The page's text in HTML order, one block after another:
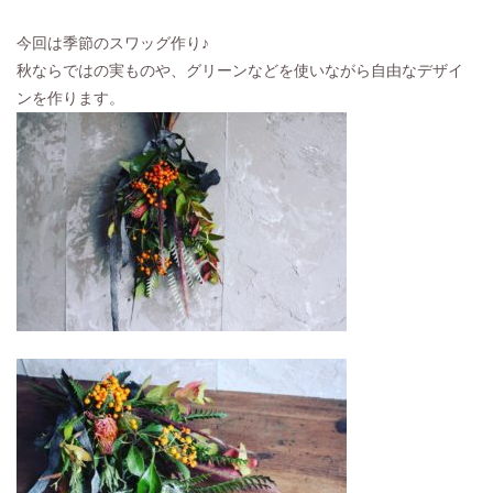
今回は季節のスワッグ作り♪
秋ならではの実ものや、グリーンなどを使いながら自由なデザイ
ンを作ります。